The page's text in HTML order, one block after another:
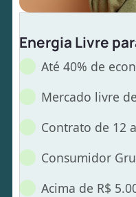
Energia Livre
Até 40% de
Mercado livre
Contrato de 12
Consumidor
Acima de R$